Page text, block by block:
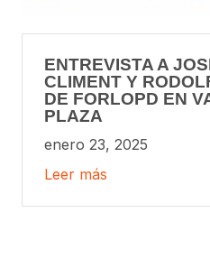
ENTREVISTA A
CLIMENT Y
DE FORLOPD EN
PLAZA
enero 23, 2025
Leer más